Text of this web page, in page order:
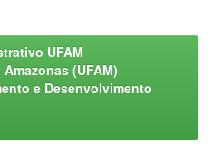
UFAM
(UFAM)
e Desenvolvimento